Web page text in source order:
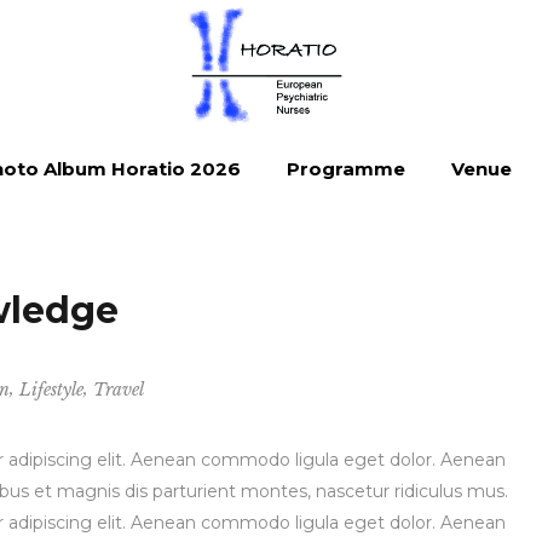
Album Horatio 2026 Programme Venue
, Lifestyle, Travel
elit. Aenean commodo ligula eget dolor. Aenean
et magnis dis parturient montes, nascetur ridiculus mus.
elit. Aenean commodo ligula eget dolor. Aenean